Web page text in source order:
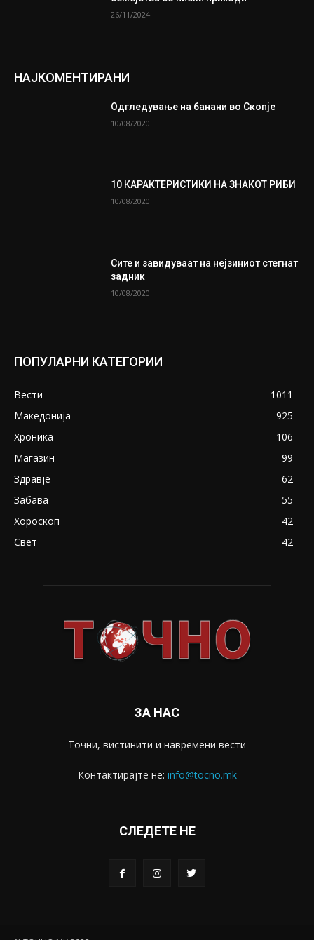
26/11/2024
НАЈКОМЕНТИРАНИ
Одгледување на банани во Скопје
10/08/2020
10 КАРАКТЕРИСТИКИ НА ЗНАКОТ РИБИ
10/08/2020
Сите и завидуваат на нејзиниот стегнат
задник
10/08/2020
ПОПУЛАРНИ КАТЕГОРИИ
Вести
1011
Македонија
925
Хроника
106
Магазин
99
Здравје
62
Забава
55
Хороскоп
42
Свет
42
ЗА НАС
Точни, вистинити и навремени вести
Контактирајте не: info@tocno.mk
СЛЕДЕТЕ НЕ